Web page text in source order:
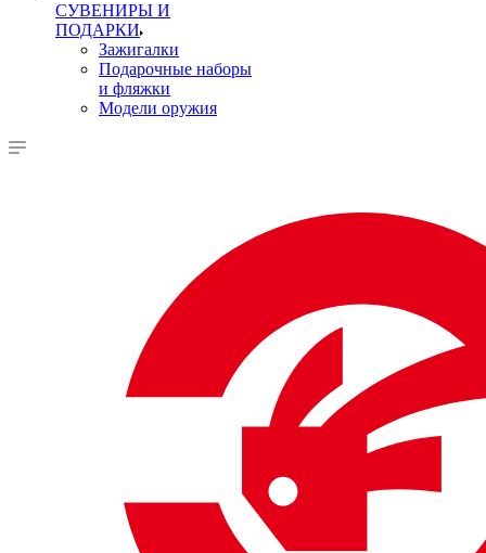
СУВЕНИРЫ И
ПОДАРКИ
Зажигалки
Подарочные наборы
и фляжки
Модели оружия